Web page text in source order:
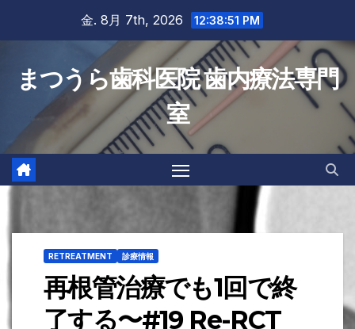
金. 8月 7th, 2026 12:38:52 PM
まつうら歯科医院 歯内療法専門
室
RETREATMENT 診療情報
再根管治療でも1回で終
了する〜#19 Re-RCT